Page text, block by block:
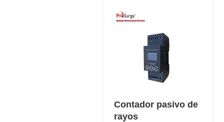
Contador pasivo de
rayos